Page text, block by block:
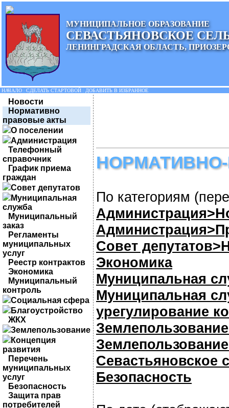
МУНИЦИПАЛЬНОЕ ОБРАЗОВАНИЕ
СЕВАСТЬЯНОВСКОЕ
ЛЕНИНГРАДСКАЯ ОБЛАСТЬ,
НАЧАЛО СДЕЛАТЬ СТАРТОВОЙ ДОБАВИТЬ В ИЗБРАННОЕ
Новости
Нормативно
правовые акты
О поселении
Администрация
Телефонный
справочник
График приема
граждан
Совет депутатов
Муниципальная
служба
Муниципальный
заказ
Регламенты
муниципальных
услуг
Реестр контрактов
Экономика
Муниципальный
контроль
Социальная сфера
Благоустройство
ЖКХ
Землепользование
Концепция
развития
Перечень
муниципальных
услуг
Безопасность
Защита прав
потребителей
По категориям
Совет
Экономика
Муниципальная
Муниципальная
урегулирование
Севастьяновское
Безопасность